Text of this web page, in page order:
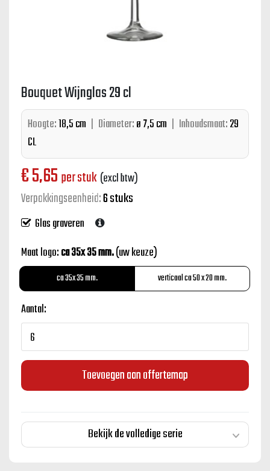
Bouquet Wijnglas 29 cl
Hoogte:18,5 cm | Diameter:ø 7,5 cm | Inhoudsmaat:29
CL
€5,65 per stuk (excl btw)
Verpakkingseenheid:6 stuks
Glas graveren
Maat logo:ca 35x 35 mm.(uw keuze)
ca 35x 35 mm. verticaal ca 50 x 20 mm.
Aantal:
Toevoegen aan offertemap
Bekijk de volledige serie